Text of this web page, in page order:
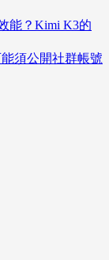
能？Kimi K3的
須公開社群帳號